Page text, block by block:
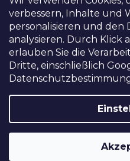
verbessern, Inhalte und
personalisieren und den
analysieren. Durch Klick
erlauben Sie die
Dritte, einschließlich
Copyright 2026FILM-
Cookie-